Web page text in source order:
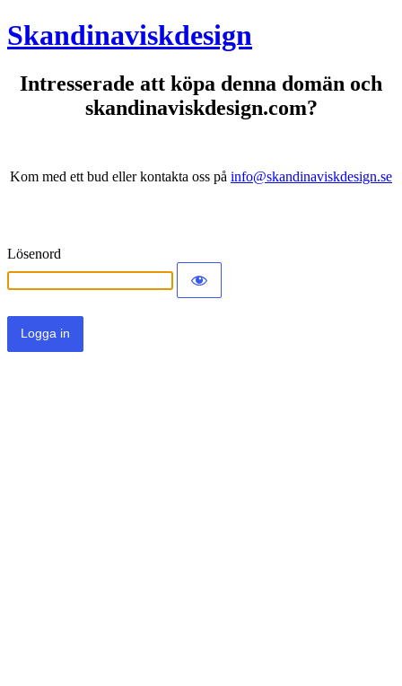
Skandinaviskdesign
Intresserade att köpa denna domän och
skandinaviskdesign.com?
Kom med ett bud eller kontakta oss på info@skandinaviskdesign.se
Lösenord